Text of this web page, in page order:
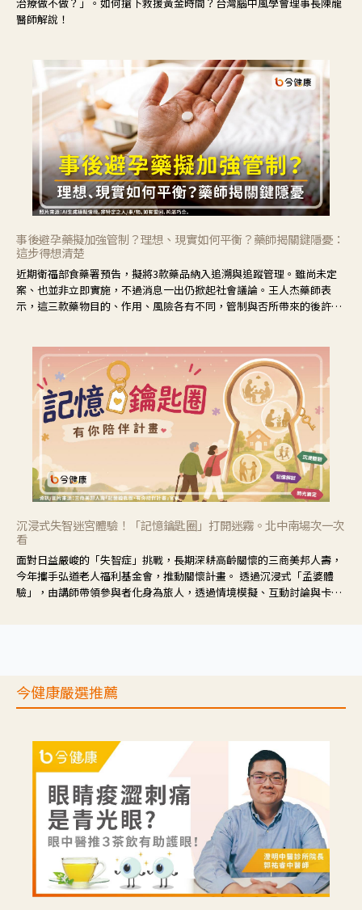
醫師解說！
事後避孕藥擬加強管制？理想、現實如何平衡？藥師揭關鍵隱憂：
這步得想清楚
近期衛福部食藥署預告，擬將3款藥品納入追溯與追蹤管理。雖尚未定
案、也並非立即實施，不過消息一出仍掀起社會議論。王人杰藥師表
示，這三款藥物目的、作用、風險各有不同，管制與否所帶來的後許影
沉浸式失智迷宮體驗！「記憶鑰匙圈」打開迷霧。北中南場次一次
看
面對日益嚴峻的「失智症」挑戰，長期深耕高齡關懷的三商美邦人壽，
今年攜手弘道老人福利基金會，推動關懷計畫。 透過沉浸式「孟婆體
驗」，由講師帶領參與者化身為旅人，透過情境模擬、互動討論與卡牌
今健康嚴選推薦